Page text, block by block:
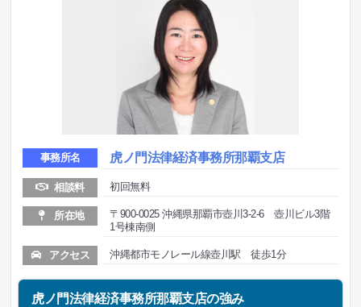
事務所名 虎ノ門法律経済事務所那覇支店
相談料 初回無料
所在地
〒900-0025 沖縄県那覇市壺川3-2-6 壺川ビル3階
1号棟南側
アクセス 沖縄都市モノレール線壺川駅 徒歩1分
虎ノ門法律経済事務所那覇支店の強み